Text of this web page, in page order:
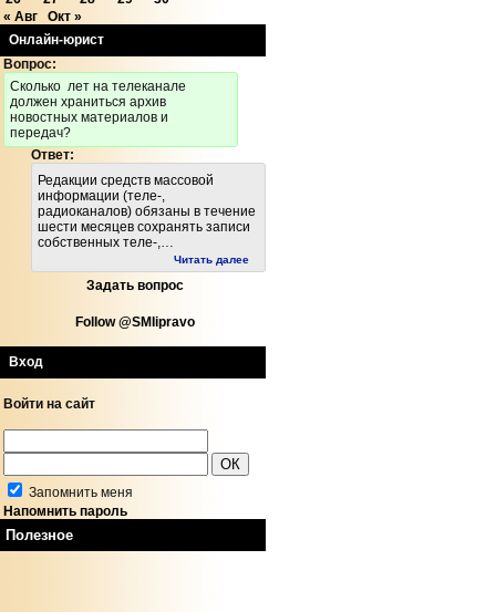
« Авг
Окт »
Онлайн-юрист
Вопрос:
Cколько лет на телеканале
должен храниться архив
новостных материалов и
передач?
Ответ:
Редакции средств массовой
информации (теле-,
радиоканалов) обязаны в течение
шести месяцев сохранять записи
собственных теле-,…
Читать далее
Задать вопрос
Follow @SMIipravo
Вход
Войти на сайт
Запомнить меня
Напомнить пароль
Полезное